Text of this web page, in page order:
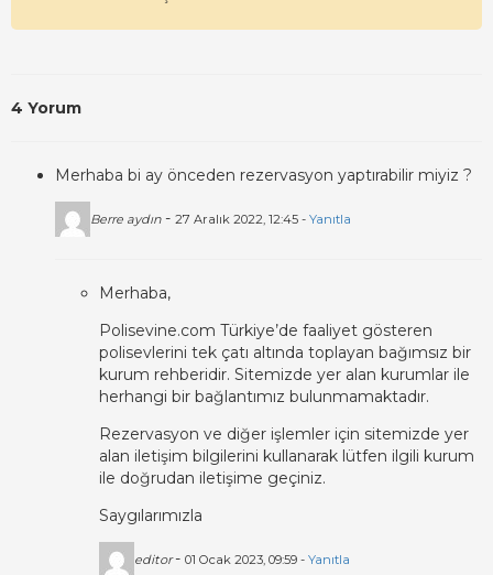
4 Yorum
Merhaba bi ay önceden rezervasyon yaptırabilir miyiz ?
Berre aydın - 27 Aralık 2022, 12:45 - Yanıtla
Merhaba,
Polisevine.com Türkiye’de faaliyet gösteren
polisevlerini tek çatı altında toplayan bağımsız bir
kurum rehberidir. Sitemizde yer alan kurumlar ile
herhangi bir bağlantımız bulunmamaktadır.
Rezervasyon ve diğer işlemler için sitemizde yer
alan iletişim bilgilerini kullanarak lütfen ilgili kurum
ile doğrudan iletişime geçiniz.
Saygılarımızla
editor - 01 Ocak 2023, 09:59 - Yanıtla